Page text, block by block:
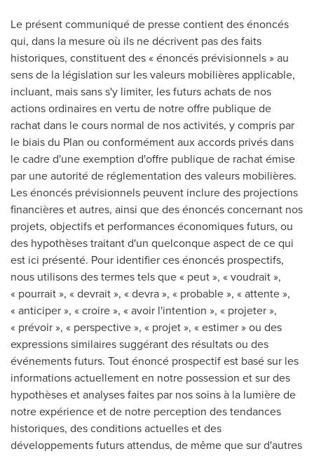
Le présent communiqué de presse contient des énoncés
qui, dans la mesure où ils ne décrivent pas des faits
historiques, constituent des « énoncés prévisionnels » au
sens de la législation sur les valeurs mobilières applicable,
incluant, mais sans s'y limiter, les futurs achats de nos
actions ordinaires en vertu de notre offre publique de
rachat dans le cours normal de nos activités, y compris par
le biais du Plan ou conformément aux accords privés dans
le cadre d'une exemption d'offre publique de rachat émise
par une autorité de réglementation des valeurs mobilières.
Les énoncés prévisionnels peuvent inclure des projections
financières et autres, ainsi que des énoncés concernant nos
projets, objectifs et performances économiques futurs, ou
des hypothèses traitant d'un quelconque aspect de ce qui
est ici présenté. Pour identifier ces énoncés prospectifs,
nous utilisons des termes tels que « peut », « voudrait »,
« pourrait », « devrait », « devra », « probable », « attente »,
« anticiper », « croire », « avoir l'intention », « projeter »,
« prévoir », « perspective », « projet », « estimer » ou des
expressions similaires suggérant des résultats ou des
événements futurs. Tout énoncé prospectif est basé sur les
informations actuellement en notre possession et sur des
hypothèses et analyses faites par nos soins à la lumière de
notre expérience et de notre perception des tendances
historiques, des conditions actuelles et des
développements futurs attendus, de même que sur d'autres